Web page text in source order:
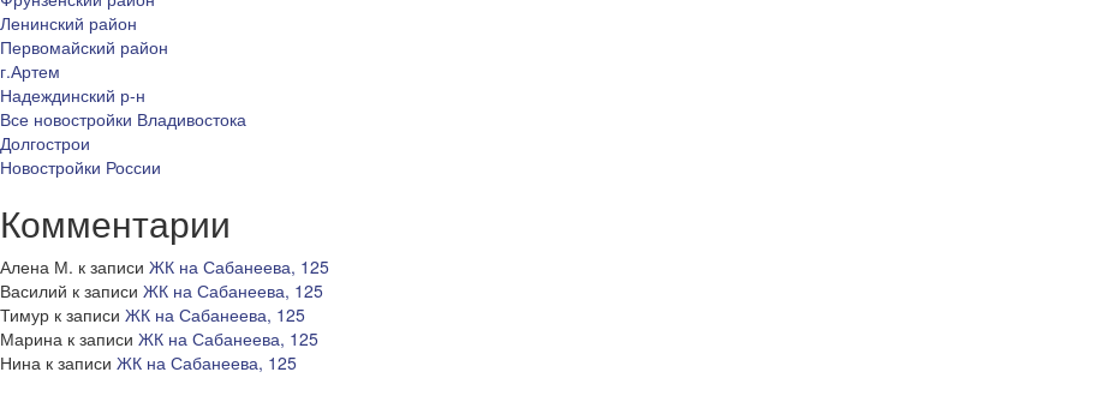
Ленинский район
Первомайский район
г.Артем
Надеждинский р-н
Все новостройки Владивостока
Долгострои
Новостройки России
Комментарии
Алена М. к записи ЖК на Сабанеева, 125
Василий к записи ЖК на Сабанеева, 125
Тимур к записи ЖК на Сабанеева, 125
Марина к записи ЖК на Сабанеева, 125
Нина к записи ЖК на Сабанеева, 125